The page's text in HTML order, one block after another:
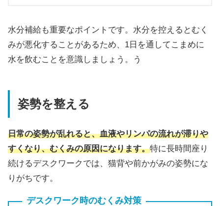
水分補給も重要なポイントです。水分を控えるとむく
みが悪化することがあるため、1日を通してこまめに
水を飲むことを意識しましょう。う
姿勢を整える
日常の姿勢が乱れると、血液やリンパの流れが滞りや
すくなり、むくみの原因になります。特に長時間座り
続けるデスクワークでは、猫背や前かがみの姿勢にな
りがちです。
デスクワーク時のむくみ対策